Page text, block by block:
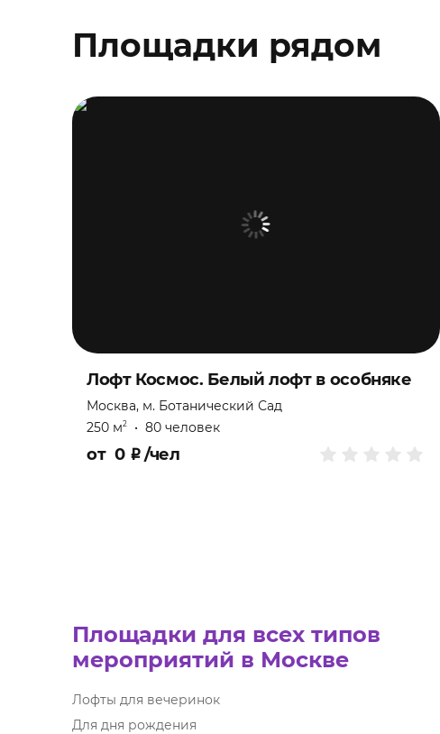
Площадки рядом
Лофт Космос. Белый лофт в особняке
Москва, м. Ботанический Сад
250 м2 • 80 человек
от 0 ₽/чел
Площадки для всех типов
мероприятий в Москве
Лофты для вечеринок
Для дня рождения